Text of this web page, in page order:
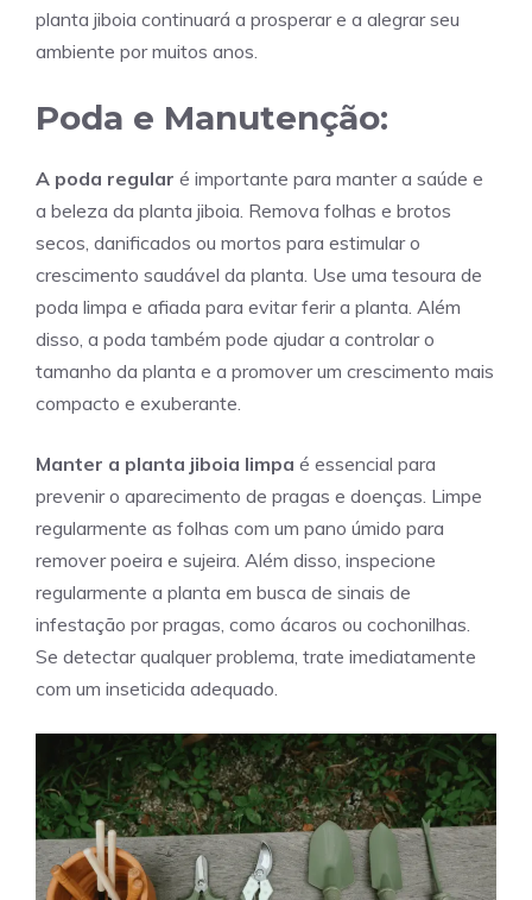
planta jiboia continuará a prosperar e a alegrar seu
ambiente por muitos anos.
Poda e Manutenção:
A poda regular é importante para manter a saúde e
a beleza da planta jiboia. Remova folhas e brotos
secos, danificados ou mortos para estimular o
crescimento saudável da planta. Use uma tesoura de
poda limpa e afiada para evitar ferir a planta. Além
disso, a poda também pode ajudar a controlar o
tamanho da planta e a promover um crescimento mais
compacto e exuberante.
Manter a planta jiboia limpa é essencial para
prevenir o aparecimento de pragas e doenças. Limpe
regularmente as folhas com um pano úmido para
remover poeira e sujeira. Além disso, inspecione
regularmente a planta em busca de sinais de
infestação por pragas, como ácaros ou cochonilhas.
Se detectar qualquer problema, trate imediatamente
com um inseticida adequado.